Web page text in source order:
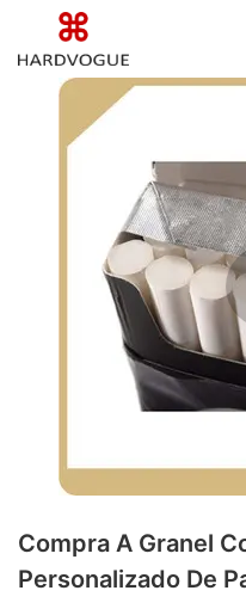
Compra A Granel
Personalizado De